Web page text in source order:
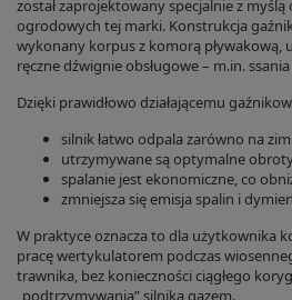
został zaprojektowany specjalnie z
ogrodowych tej marki. Konstrukcja
wykonany korpus z komorą pływakową,
ręczne dźwignie obsługowe – m.in.
Dzięki prawidłowo działającemu
silnik łatwo odpala zarówno na
utrzymywane są optymalne
spalanie jest ekonomiczne, co
zmniejsza się emisja spalin i
W praktyce oznacza to dla użytkownika
pracę wertykulatorem podczas
trawnika, bez konieczności ciągłego